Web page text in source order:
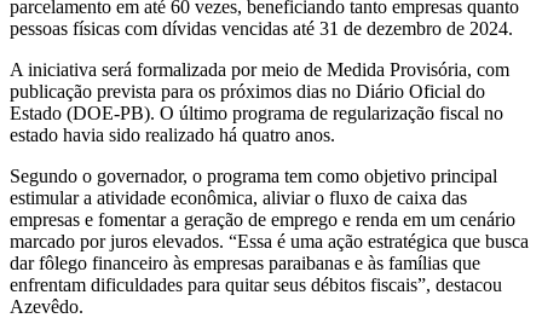
parcelamento em até 60 vezes, beneficiando tanto empresas quanto
pessoas físicas com dívidas vencidas até 31 de dezembro de 2024.
A iniciativa será formalizada por meio de Medida Provisória, com
publicação prevista para os próximos dias no Diário Oficial do
Estado (DOE-PB). O último programa de regularização fiscal no
estado havia sido realizado há quatro anos.
Segundo o governador, o programa tem como objetivo principal
estimular a atividade econômica, aliviar o fluxo de caixa das
empresas e fomentar a geração de emprego e renda em um cenário
marcado por juros elevados. “Essa é uma ação estratégica que busca
dar fôlego financeiro às empresas paraibanas e às famílias que
enfrentam dificuldades para quitar seus débitos fiscais”, destacou
Azevêdo.